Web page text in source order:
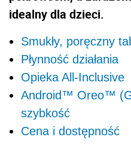
idealny dla dzieci.
Smukły, poręczny
Płynność działania
Opieka All-Inclusive
Android™ Oreo™
szybkość
Cena i dostępność